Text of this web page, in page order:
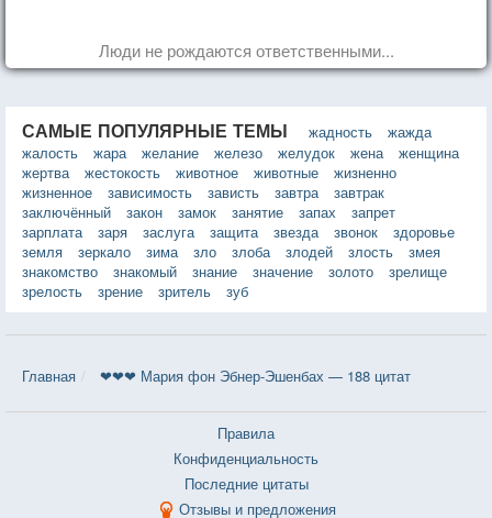
Люди не рождаются ответственными...
САМЫЕ ПОПУЛЯРНЫЕ ТЕМЫ жадность
жажда
жалость
жара желание железо желудок жена
женщина
жертва
жестокость животное животные
жизненно
жизненное
зависимость зависть завтра
завтрак
заключённый
закон замок занятие запах
запрет
зарплата
заря заслуга защита звезда звонок
здоровье
земля
зеркало зима зло злоба злодей злость
змея
знакомство
знакомый знание значение золото
зрелище
зрелость
зрение зритель зуб
Главная ❤❤❤ Мария фон Эбнер-Эшенбах — 188 цитат
Правила
Конфиденциальность
Последние цитаты
Отзывы и предложения